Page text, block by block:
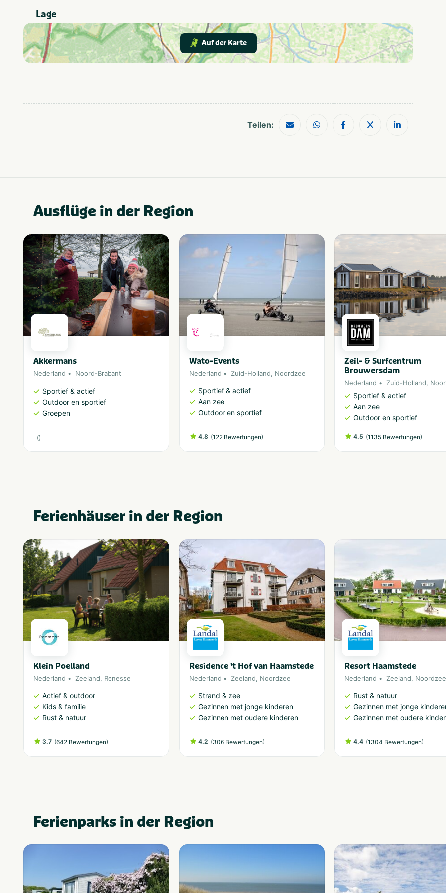
Thema Actief & outdoor Rust & natuur Strand & zee
Provinz und Region Zeeland Noordzee
Lage
Auf der Karte
Teilen:
Ausflüge in der Region
Akkermans
Nederland Noord-Brabant
Sportief & actief
Outdoor en sportief
Groepen
()
Wato-Events
Nederland Zuid-Holland, Noordzee
Sportief & actief
Aan zee
Outdoor en sportief
4.8 (122 Bewertungen)
Zeil- & Surfcentrum
Brouwersdam
Nederland Zuid-Holland,
Sportief & actief
Aan zee
Outdoor en sportief
4.5 (1135 Bewertungen)
Ferienhäuser in der Region
Klein Poelland
Nederland Zeeland, Renesse
Actief & outdoor
Kids & familie
Rust & natuur
3.7 (642 Bewertungen)
Residence 't Hof van Haamstede
Nederland Zeeland, Noordzee
Strand & zee
Gezinnen met jonge kinderen
Gezinnen met oudere kinderen
4.2 (306 Bewertungen)
Resort Haamstede
Nederland Zeeland, Noordzee
Rust & natuur
Gezinnen met jonge
Gezinnen met oudere
4.4 (1304 Bewertungen)
Ferienparks in der Region